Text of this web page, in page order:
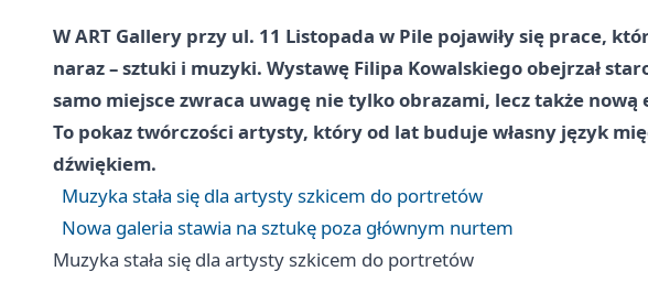
W ART Gallery przy ul. 11 Listopada w Pile pojawiły się prace,
naraz – sztuki i muzyki. Wystawę Filipa Kowalskiego obejrzał
samo miejsce zwraca uwagę nie tylko obrazami, lecz także
To pokaz twórczości artysty, który od lat buduje własny język
dźwiękiem.
Muzyka stała się dla artysty szkicem do portretów
Nowa galeria stawia na sztukę poza głównym nurtem
Muzyka stała się dla artysty szkicem do portretów